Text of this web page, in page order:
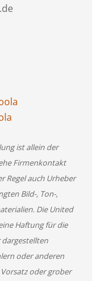
ist allein der
Firmenkontakt
Regel auch Urheber
Bild-, Ton-,
Die United
Haftung für die
oder anderen
oder grober